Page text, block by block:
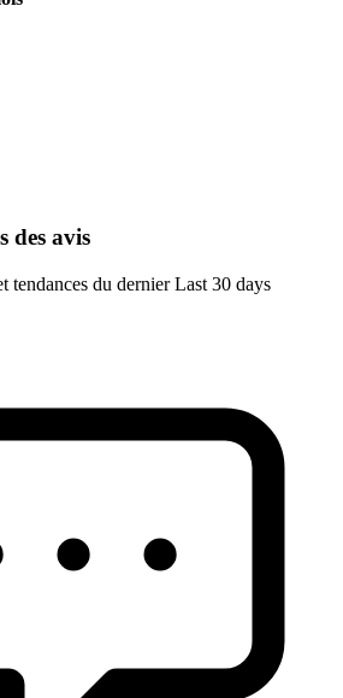
des avis
tendances du dernier Last 30 days